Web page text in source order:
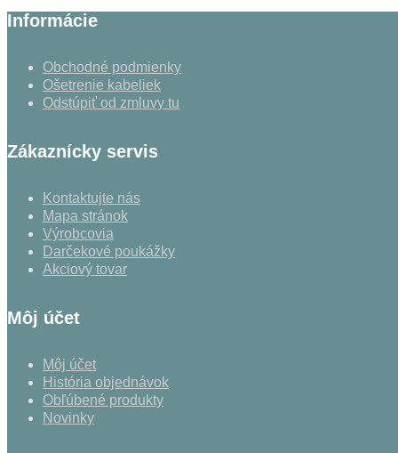
Informácie
Obchodné podmienky
Ošetrenie kabeliek
Odstúpiť od zmluvy tu
Zákaznícky servis
Kontaktujte nás
Mapa stránok
Výrobcovia
Darčekové poukážky
Akciový tovar
Môj účet
Môj účet
História objednávok
Obľúbené produkty
Novinky